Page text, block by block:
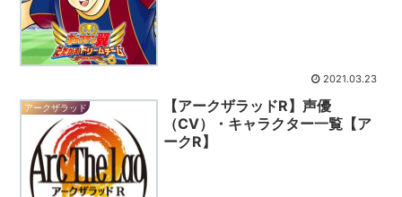
2021.03.23
アークザラッド
【アークザラッドR】声優
（CV）・キャラクター一覧【ア
ークR】